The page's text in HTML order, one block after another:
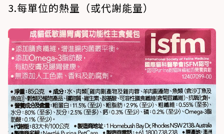
3.每單位的熱量（或代謝能量）